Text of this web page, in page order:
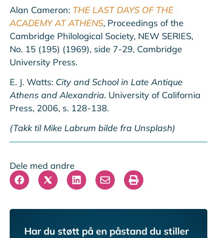
Alan Cameron: THE LAST DAYS OF THE
ACADEMY AT ATHENS, Proceedings of the
Cambridge Philological Society, NEW SERIES,
No. 15 (195) (1969), side 7-29, Cambridge
University Press.
E. J. Watts: City and School in Late Antique
Athens and Alexandria. University of California
Press, 2006, s. 128-138.
(Takk til Mike Labrum bilde fra Unsplash)
Dele med andre
Har du støtt på en påstand du stiller